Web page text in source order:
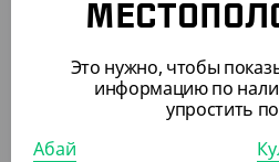
АРТ. 2909501
Это нужно, чтобы
информацию по
упростить
Абай